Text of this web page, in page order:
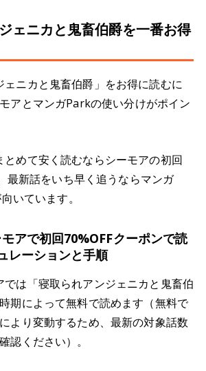
ェニカと鬼畜伯爵を一番お得
ェニカと鬼畜伯爵」をお得に読むに
アとマンガParkの使い分けがポイン
とめて安く読むならシーモアの初回
最新話をいち早く追うならマンガ
いています。
アで初回70%OFFクーポンで読
レーションと手順
では「寝取られアンジェニカと鬼畜伯
期によって無料で読めます（無料で
より変動するため、最新の対象話数
認ください）。